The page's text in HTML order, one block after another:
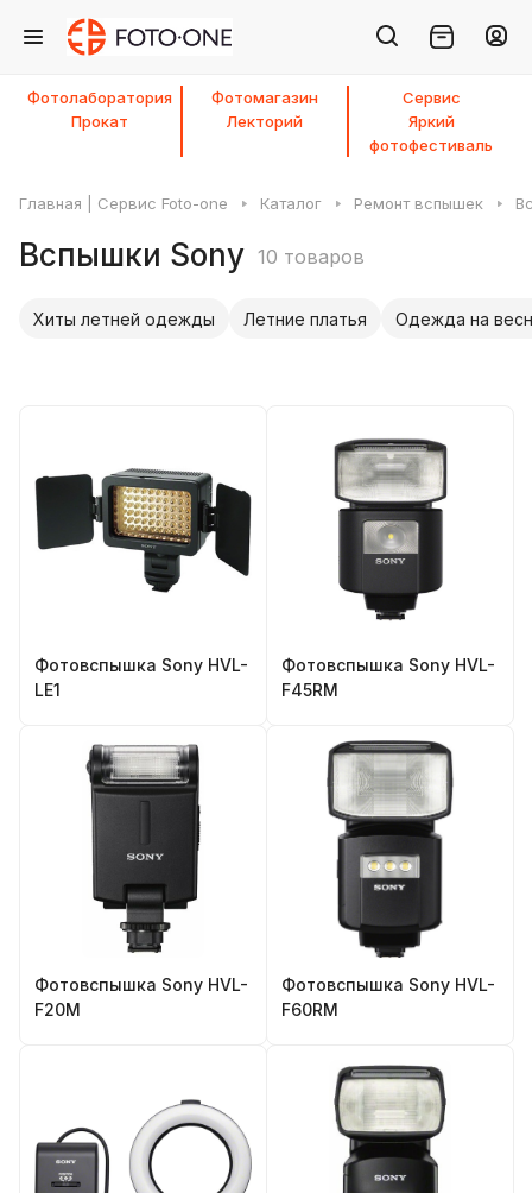
Фотолаборатория Фотомагазин
Сервис
Прокат
Лекторий
Яркий
фотофестиваль
Главная | Сервис Foto-one Каталог Ремонт вспышек
Вспышки Sony 10 товаров
Хиты летней одежды Летние платья Одежда на
Фотовспышка Sony HVL-
LE1
Фотовспышка Sony HVL-
F45RM
Фотовспышка Sony HVL-
F20M
Фотовспышка Sony HVL-
F60RM